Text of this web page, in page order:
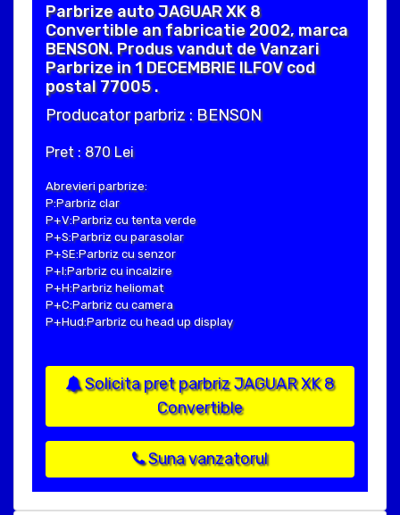
Parbrize auto JAGUAR XK 8
Convertible an fabricatie 2002, marca
BENSON. Produs vandut de Vanzari
Parbrize in 1 DECEMBRIE ILFOV cod
postal 77005 .
Producator parbriz : BENSON
Pret : 870 Lei
Abrevieri parbrize:
P:Parbriz clar
P+V:Parbriz cu tenta verde
P+S:Parbriz cu parasolar
P+SE:Parbriz cu senzor
P+I:Parbriz cu incalzire
P+H:Parbriz heliomat
P+C:Parbriz cu camera
P+Hud:Parbriz cu head up display
Solicita pret parbriz JAGUAR XK 8
Convertible
Suna vanzatorul